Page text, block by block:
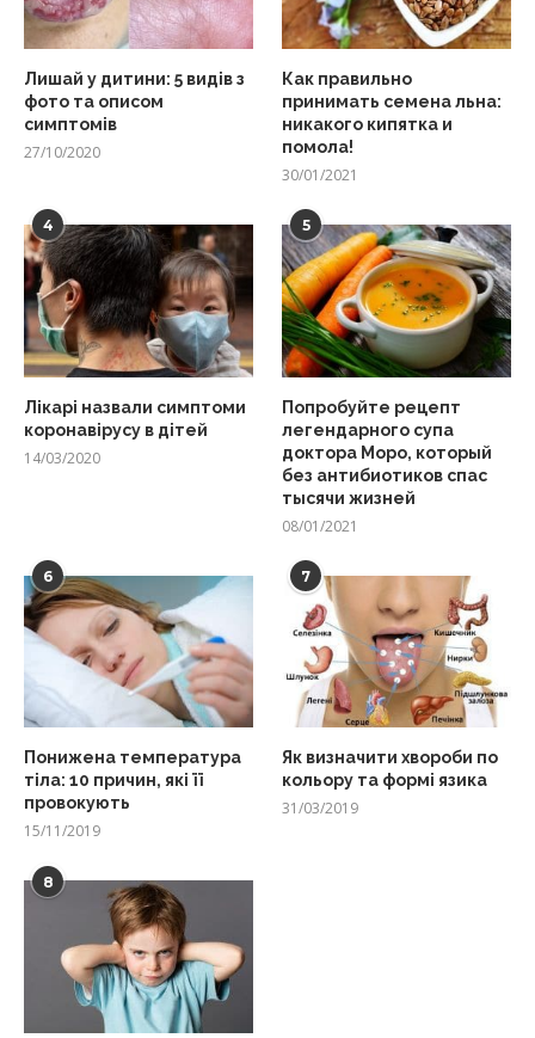
Лишай у дитини: 5 видів з
фото та описом
симптомів
27/10/2020
Как правильно
принимать семена льна:
никакого кипятка и
помола!
30/01/2021
4
Лікарі назвали симптоми
коронавірусу в дітей
14/03/2020
5
Попробуйте рецепт
легендарного супа
доктора Моро, который
без антибиотиков спас
тысячи жизней
08/01/2021
6
Понижена температура
тіла: 10 причин, які її
провокують
15/11/2019
7
Як визначити хвороби по
кольору та формі язика
31/03/2019
8